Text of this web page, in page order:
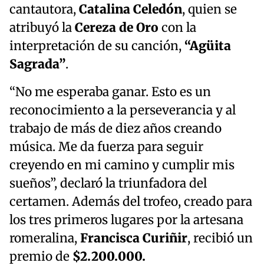
cantautora,Catalina Celedón, quien se
atribuyó laCereza de Oro con la
interpretación de su canción, “Agüita
Sagrada”.
“No me esperaba ganar. Esto es un
reconocimiento a la perseverancia y al
trabajo de más de diez años creando
música. Me da fuerza para seguir
creyendo en mi camino y cumplir mis
sueños”, declaró la triunfadora del
certamen. Además del trofeo, creado para
los tres primeros lugares por la artesana
romeralina,Francisca Curiñir, recibió un
premio de $2.200.000.